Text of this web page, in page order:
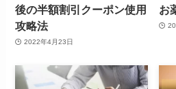
後の半額割引クーポン使用
攻略法
2022年4月23日
お